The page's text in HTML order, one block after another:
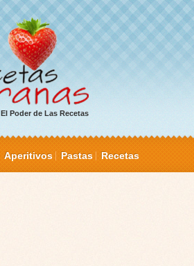
El Poder de Las Recetas
Aperitivos Pastas Recetas